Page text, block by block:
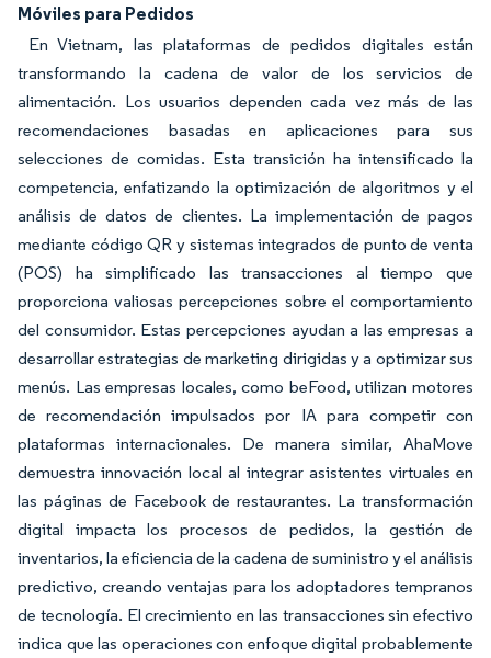
Móviles para Pedidos
En Vietnam, las plataformas de pedidos digitales están
transformando la cadena de valor de los servicios de
alimentación. Los usuarios dependen cada vez más de las
recomendaciones basadas en aplicaciones para sus
selecciones de comidas. Esta transición ha intensificado la
competencia, enfatizando la optimización de algoritmos y el
análisis de datos de clientes. La implementación de pagos
mediante código QR y sistemas integrados de punto de venta
(POS) ha simplificado las transacciones al tiempo que
proporciona valiosas percepciones sobre el comportamiento
del consumidor. Estas percepciones ayudan a las empresas a
desarrollar estrategias de marketing dirigidas y a optimizar sus
menús. Las empresas locales, como beFood, utilizan motores
de recomendación impulsados por IA para competir con
plataformas internacionales. De manera similar, AhaMove
demuestra innovación local al integrar asistentes virtuales en
las páginas de Facebook de restaurantes. La transformación
digital impacta los procesos de pedidos, la gestión de
inventarios, la eficiencia de la cadena de suministro y el análisis
predictivo, creando ventajas para los adoptadores tempranos
de tecnología. El crecimiento en las transacciones sin efectivo
indica que las operaciones con enfoque digital probablemente